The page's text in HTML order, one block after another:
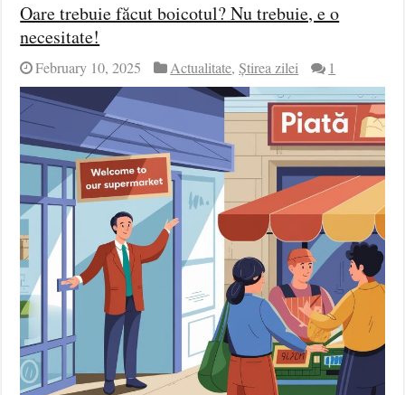
Oare trebuie făcut boicotul? Nu trebuie, e o
necesitate!
February 10, 2025 Actualitate,Știrea zilei 1